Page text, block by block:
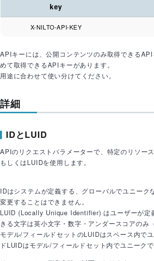
key
X-NILTO-API-KEY
APIキーには、公開コンテンツのみ取得できる
めて取得できるAPIキーがあります。
用途に合わせて使い分けてください。
詳細
IDとLUID
APIのリクエストパラメーターで、特定のリソー
もしくはLUIDを使用します。
IDはシステムが定義する、グローバルでユニーク
変更することはできません。
LUID (Locally Unique Identifier) はユーザーが定
きる文字は英小文字・数字・アンダースコアのみ
モデル/フィールドセットのLUIDはスペース内で
ドLUIDはモデル/フィールドセット内でユニークで